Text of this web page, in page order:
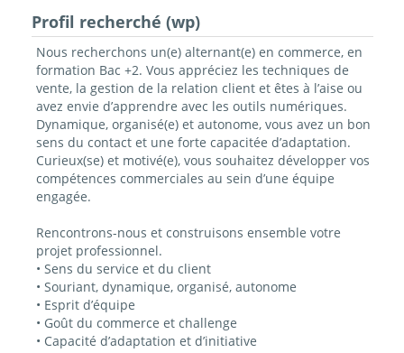
Profil recherché (wp)
Nous recherchons un(e) alternant(e) en commerce, en
formation Bac +2. Vous appréciez les techniques de
vente, la gestion de la relation client et êtes à l’aise ou
avez envie d’apprendre avec les outils numériques.
Dynamique, organisé(e) et autonome, vous avez un bon
sens du contact et une forte capacitée d’adaptation.
Curieux(se) et motivé(e), vous souhaitez développer vos
compétences commerciales au sein d’une équipe
engagée.
Rencontrons-nous et construisons ensemble votre
projet professionnel.
• Sens du service et du client
• Souriant, dynamique, organisé, autonome
• Esprit d’équipe
• Goût du commerce et challenge
• Capacité d’adaptation et d’initiative